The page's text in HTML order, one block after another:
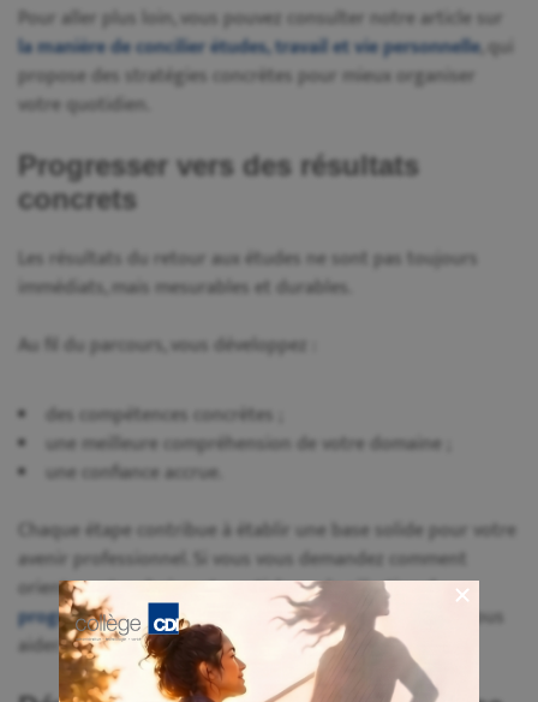
Pour aller plus loin, vous pouvez consulter notre article sur
la manière de concilier études, travail et vie personnelle, qui
propose des stratégies concrètes pour mieux organiser
votre quotidien.
Progresser vers des résultats
concrets
Les résultats du retour aux études ne sont pas toujours
immédiats, mais mesurables et durables.
Au fil du parcours, vous développez :
des compétences concrètes ;
une meilleure compréhension de votre domaine ;
une confiance accrue.
Chaque étape contribue à établir une base solide pour votre
avenir professionnel. Si vous vous demandez comment
orienter votre choix, notre article sur la sélection du
programme adapté à votre projet professionnel
peut vous
aider.